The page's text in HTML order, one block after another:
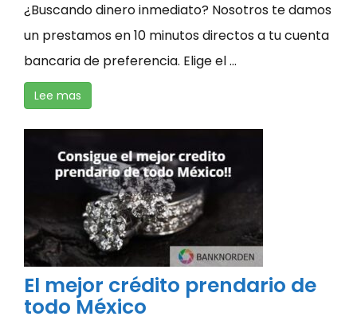
¿Buscando dinero inmediato? Nosotros te damos
un prestamos en 10 minutos directos a tu cuenta
bancaria de preferencia. Elige el ...
Lee mas
El mejor crédito prendario de
todo México